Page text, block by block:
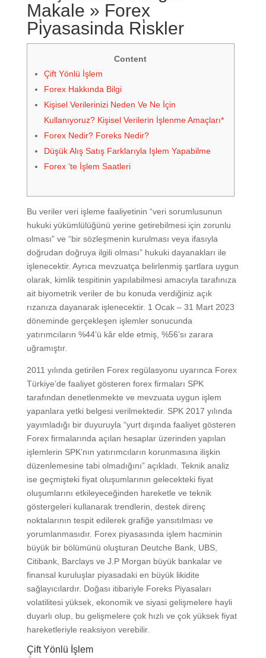
Makale » Forex
Pi̇yasasinda Ri̇skler
Content
Çift Yönlü İşlem
Forex Hakkında Bilgi
Kişisel Verilerinizi Neden Ve Ne İçin
Kullanıyoruz? Kişisel Verilerin İşlenme Amaçları*
Forex Nedir? Foreks Nedir?
Düşük Alış Satış Farklarıyla Işlem Yapabilme
Forex ‘te İşlem Saatleri
Bu veriler veri işleme faaliyetinin “veri sorumlusunun
hukuki yükümlülüğünü yerine getirebilmesi için zorunlu
olması” ve “bir sözleşmenin kurulması veya ifasıyla
doğrudan doğruya ilgili olması” hukuki dayanakları ile
işlenecektir. Ayrıca mevzuatça belirlenmiş şartlara uygun
olarak, kimlik tespitinin yapılabilmesi amacıyla tarafınıza
ait biyometrik veriler de bu konuda verdiğiniz açık
rızanıza dayanarak işlenecektir. 1 Ocak – 31 Mart 2023
döneminde gerçekleşen işlemler sonucunda
yatırımcıların %44’ü kâr elde etmiş, %56’sı zarara
uğramıştır.
2011 yılında getirilen Forex regülasyonu uyarınca Forex
Türkiye’de faaliyet gösteren forex firmaları SPK
tarafından denetlenmekte ve mevzuata uygun işlem
yapanlara yetki belgesi verilmektedir. SPK 2017 yılında
yayımladığı bir duyuruyla “yurt dışında faaliyet gösteren
Forex firmalarında açılan hesaplar üzerinden yapılan
işlemlerin SPK’nın yatırımcıların korunmasına ilişkin
düzenlemesine tabi olmadığını” açıkladı. Teknik analiz
ise geçmişteki fiyat oluşumlarının gelecekteki fiyat
oluşumlarını etkileyeceğinden hareketle ve teknik
göstergeleri kullanarak trendlerin, destek direnç
noktalarının tespit edilerek grafiğe yansıtılması ve
yorumlanmasıdır. Forex piyasasında işlem hacminin
büyük bir bölümünü oluşturan Deutche Bank, UBS,
Citibank, Barclays ve J.P Morgan büyük bankalar ve
finansal kuruluşlar piyasadaki en büyük likidite
sağlayıcılardır. Doğası itibariyle Foreks Piyasaları
volatilitesi yüksek, ekonomik ve siyasi gelişmelere hayli
duyarlı olup, bu gelişmelere çok hızlı ve çok yüksek fiyat
hareketleriyle reaksiyon verebilir.
Çift Yönlü İşlem